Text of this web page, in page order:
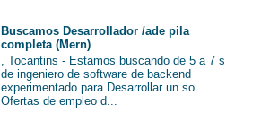
Buscamos Desarrollador /ade pila
completa (Mern)
, Tocantins - Estamos buscando de 5 a 7 s
de ingeniero de software de backend
experimentado para Desarrollar un so ...
Ofertas de empleo d...